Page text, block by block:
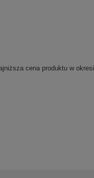
cena produktu w